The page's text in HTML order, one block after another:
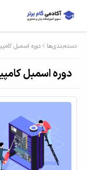
دوره اسمبل دسته‌بندی‌ها
دوره اسمبل